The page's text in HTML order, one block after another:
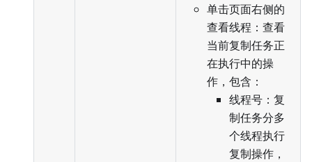
单击页面右侧的
查看线程：查看
当前复制任务正
在执行中的操
作，包含：
线程号：复
制任务分多
个线程执行
复制操作，